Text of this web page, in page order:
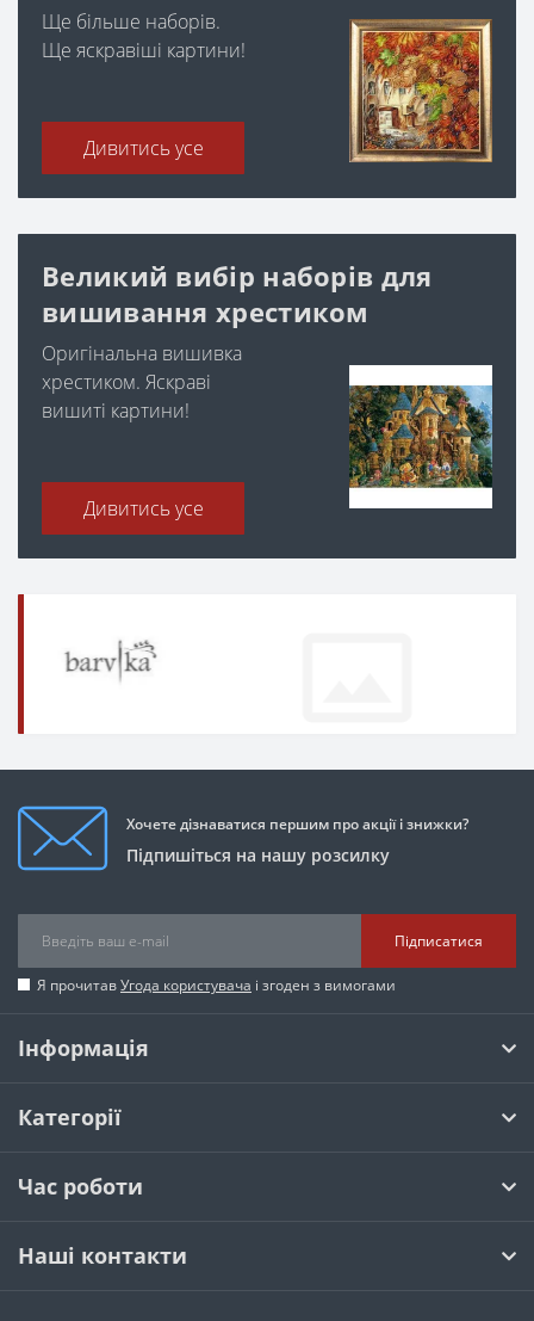
Ще більше наборів.
Ще яскравіші картини!
Дивитись усе
Великий вибір наборів для
вишивання хрестиком
Оригінальна вишивка
хрестиком. Яскраві
вишиті картини!
Дивитись усе
Хочете дізнаватися першим про акції і знижки?
Підпишіться на нашу розсилку
Підписатися
Я прочитавУгода користувача і згоден з вимогами
Інформація
Категорії
Час роботи
Наші контакти